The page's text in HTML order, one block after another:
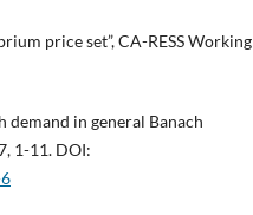
price set”, CA-RESS Working
demand in general Banach
1-11. DOI: